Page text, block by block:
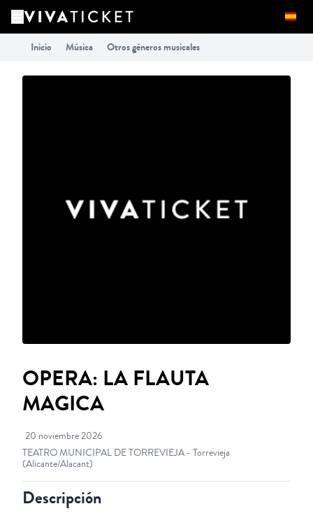
Inicio Música Otros géneros musicales
OPERA: LA FLAUTA
MAGICA
20 noviembre 2026
TEATRO MUNICIPAL DE TORREVIEJA - Torrevieja
(Alicante/Alacant)
Descripción